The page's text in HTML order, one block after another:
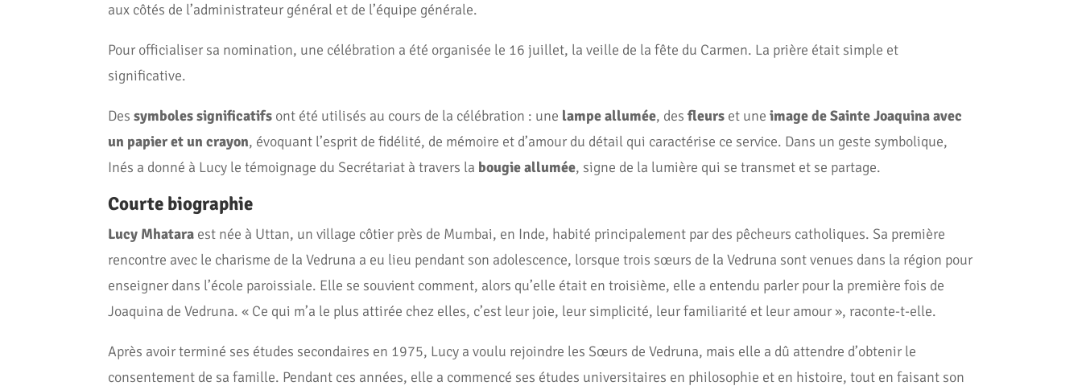
aux côtés de l’administrateur général et de l’équipe générale.
Pour officialiser sa nomination, une célébration a été organisée le 16 juillet, la veille de la fête du Carmen. La prière était simple et
significative.
Dessymboles significatifs ont été utilisés au cours de la célébration : une lampe allumée, desfleurs et uneimage de Sainte Joaquina avec
un papier et un crayon, évoquant l’esprit de fidélité, de mémoire et d’amour du détail qui caractérise ce service. Dans un geste symbolique,
Inés a donné à Lucy le témoignage du Secrétariat à travers la bougie allumée, signe de la lumière qui se transmet et se partage.
Courte biographie
Lucy Mhatara est née à Uttan, un village côtier près de Mumbai, en Inde, habité principalement par des pêcheurs catholiques. Sa première
rencontre avec le charisme de la Vedruna a eu lieu pendant son adolescence, lorsque trois sœurs de la Vedruna sont venues dans la région pour
enseigner dans l’école paroissiale. Elle se souvient comment, alors qu’elle était en troisième, elle a entendu parler pour la première fois de
Joaquina de Vedruna. « Ce qui m’a le plus attirée chez elles, c’est leur joie, leur simplicité, leur familiarité et leur amour », raconte-t-elle.
Après avoir terminé ses études secondaires en 1975, Lucy a voulu rejoindre les Sœurs de Vedruna, mais elle a dû attendre d’obtenir le
consentement de sa famille. Pendant ces années, elle a commencé ses études universitaires en philosophie et en histoire, tout en faisant son